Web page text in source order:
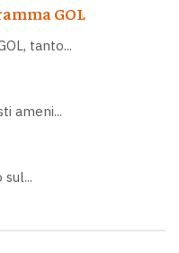
GOL
tanto...
ameni...